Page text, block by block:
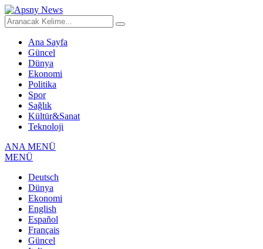
Ana Sayfa
Güncel
Dünya
Ekonomi
Politika
Spor
Sağlık
Kültür&Sanat
Teknoloji
ANA MENÜ
MENÜ
Deutsch
Dünya
Ekonomi
English
Español
Français
Güncel